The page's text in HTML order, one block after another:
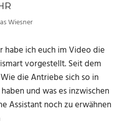
Wiesner
habe ich euch im Video die
vorgestellt. Seit dem
die Antriebe sich so in
und was es inzwischen
Assistant noch zu erwähnen